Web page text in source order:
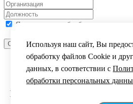
Я согласен на обработку моих
Отправить сообщение
ВЫ УСПЕШНО
Уважаемый
Благодарим за интерес к
Используя наш сайт, Вы
обработку файлов Сookie и
данных, в соответствии с
обработки персональных